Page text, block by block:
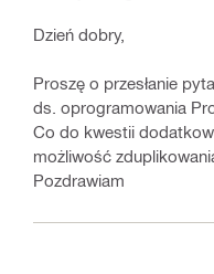
Dzień dobry,
Proszę o przesłanie
ds. oprogramowania
Co do kwestii
możliwość
Pozdrawiam